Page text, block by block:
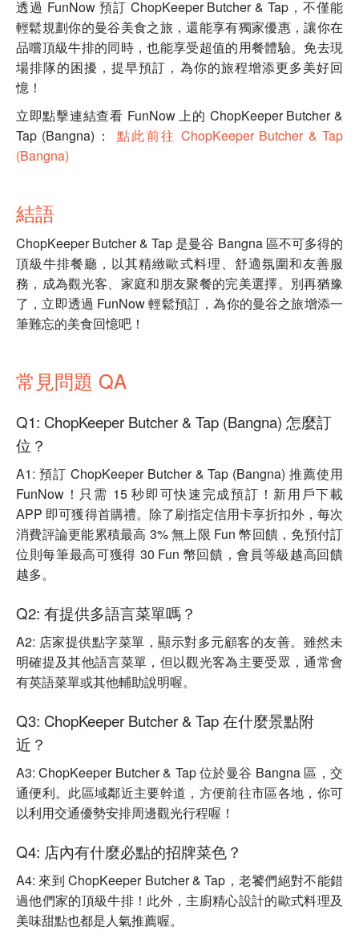
透過 FunNow 預訂 ChopKeeper Butcher & Tap，不僅能
輕鬆規劃你的曼谷美食之旅，還能享有獨家優惠，讓你在
品嚐頂級牛排的同時，也能享受超值的用餐體驗。免去現
場排隊的困擾，提早預訂，為你的旅程增添更多美好回
憶！
立即點擊連結查看 FunNow 上的 ChopKeeper Butcher &
Tap (Bangna)： 點此前往 ChopKeeper Butcher & Tap
(Bangna)
結語
ChopKeeper Butcher & Tap 是曼谷 Bangna 區不可多得的
頂級牛排餐廳，以其精緻歐式料理、舒適氛圍和友善服
務，成為觀光客、家庭和朋友聚餐的完美選擇。別再猶豫
了，立即透過 FunNow 輕鬆預訂，為你的曼谷之旅增添一
筆難忘的美食回憶吧！
常見問題 QA
Q1: ChopKeeper Butcher & Tap (Bangna) 怎麼訂
位？
A1: 預訂 ChopKeeper Butcher & Tap (Bangna) 推薦使用
FunNow！只需 15 秒即可快速完成預訂！新用戶下載
APP 即可獲得首購禮。除了刷指定信用卡享折扣外，每次
消費評論更能累積最高 3% 無上限 Fun 幣回饋，免預付訂
位則每筆最高可獲得 30 Fun 幣回饋，會員等級越高回饋
越多。
Q2: 有提供多語言菜單嗎？
A2: 店家提供點字菜單，顯示對多元顧客的友善。雖然未
明確提及其他語言菜單，但以觀光客為主要受眾，通常會
有英語菜單或其他輔助說明喔。
Q3: ChopKeeper Butcher & Tap 在什麼景點附
近？
A3: ChopKeeper Butcher & Tap 位於曼谷 Bangna 區，交
通便利。此區域鄰近主要幹道，方便前往市區各地，你可
以利用交通優勢安排周邊觀光行程喔！
Q4: 店內有什麼必點的招牌菜色？
A4: 來到 ChopKeeper Butcher & Tap，老饕們絕對不能錯
過他們家的頂級牛排！此外，主廚精心設計的歐式料理及
美味甜點也都是人氣推薦喔。